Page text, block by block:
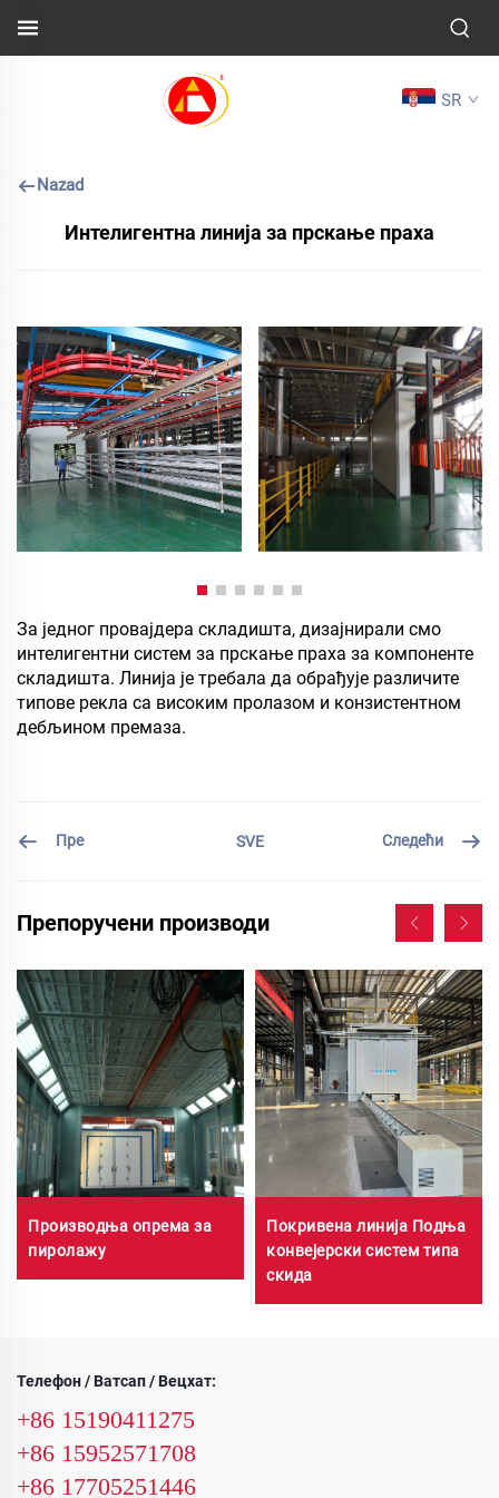
SR
Nazad
Интелигентна линија за прскање праха
За једног провајдера складишта, дизајнирали смо
интелигентни систем за прскање праха за компоненте
складишта. Линија је требала да обрађује различите
типове рекла са високим пролазом и конзистентном
дебљином премаза.
Пре SVE Следећи
Препоручени производи
Производња опрема за
пиролажу
Покривена линија Подња
конвејерски систем типа
скида
Телефон / Ватсап / Вецхат:
+86 15190411275
+86 15952571708
+86 17705251446